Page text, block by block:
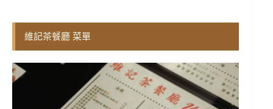
維記茶餐廳 菜單